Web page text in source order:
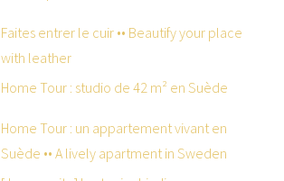
Faites entrer le cuir •• Beautify your place
with leather
Home Tour : studio de 42 m² en Suède
Home Tour : un appartement vivant en
Suède •• A lively apartment in Sweden